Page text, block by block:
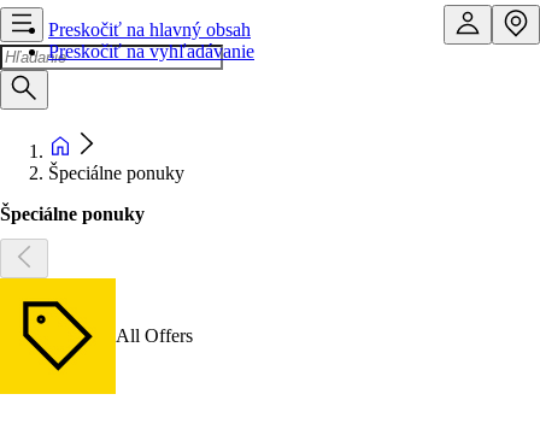
Preskočiť na hlavný obsah
Preskočiť na vyhľadávanie
Špeciálne ponuky
Špeciálne ponuky
All Offers